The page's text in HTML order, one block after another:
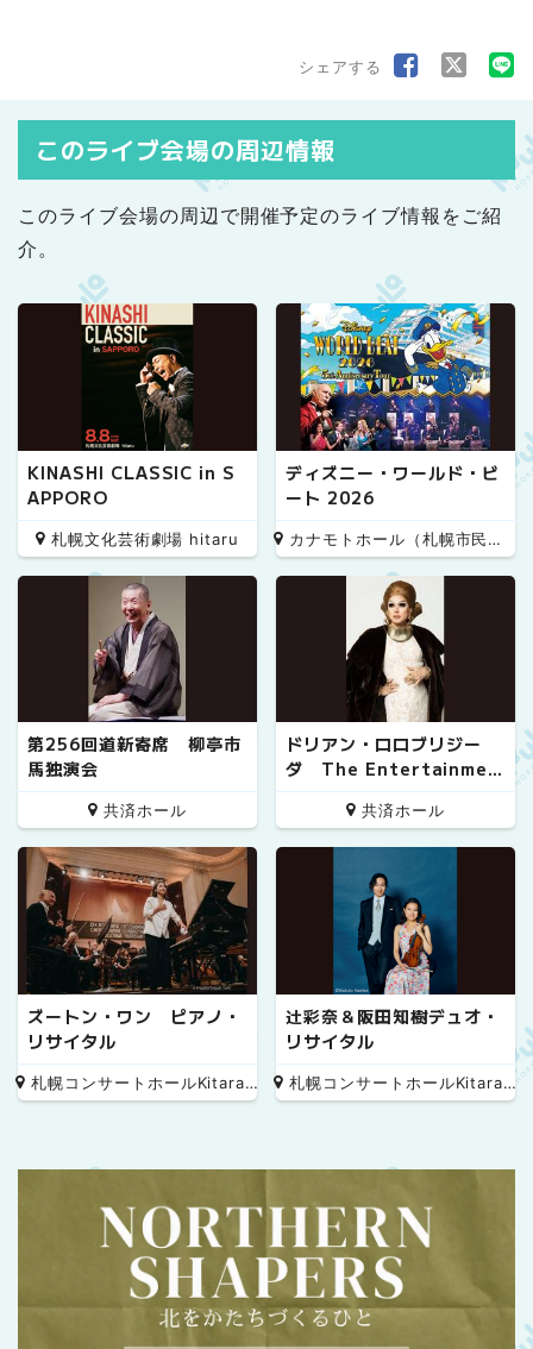
シェアする
このライブ会場の周辺情報
このライブ会場の周辺で開催予定のライブ情報をご紹
介。
KINASHI CLASSIC in S
APPORO
札幌文化芸術劇場 hitaru
ディズニー・ワールド・ビ
ート 2026
カナモトホール（札幌市民ホール）
第256回道新寄席 柳亭市
馬独演会
共済ホール
ドリアン・ロロブリジー
ダ The Entertainmen
t!! 20th Anniversary S
共済ホール
ズートン・ワン ピアノ・
リサイタル
札幌コンサートホールKitara 小ホール
辻彩奈＆阪田知樹デュオ・
リサイタル
札幌コンサートホールKitara 小ホール